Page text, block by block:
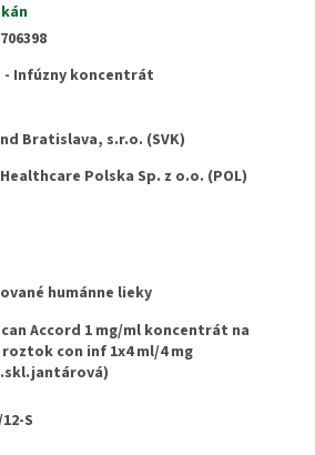
- Infúzny koncentrát
Bratislava, s.r.o. (SVK)
Polska Sp. z o.o. (POL)
humánne lieky
Accord 1 mg/ml koncentrát na
con inf 1x4 ml/4 mg
S